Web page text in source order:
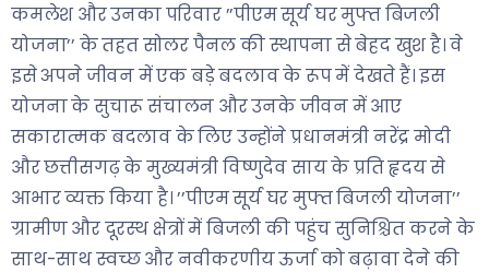
कमलेश और उनका परिवार ’’पीएम सूर्य घर मुफ्त बिजली
योजना’’ के तहत सोलर पैनल की स्थापना से बेहद खुश है। वे
इसे अपने जीवन में एक बड़े बदलाव के रूप में देखते हैं। इस
योजना के सुचारू संचालन और उनके जीवन में आए
सकारात्मक बदलाव के लिए उन्होंने प्रधानमंत्री नरेंद्र मोदी
और छत्तीसगढ़ के मुख्यमंत्री विष्णुदेव साय के प्रति हृदय से
आभार व्यक्त किया है। ’’पीएम सूर्य घर मुफ्त बिजली योजना’’
ग्रामीण और दूरस्थ क्षेत्रों में बिजली की पहुंच सुनिश्चित करने के
साथ-साथ स्वच्छ और नवीकरणीय ऊर्जा को बढ़ावा देने की